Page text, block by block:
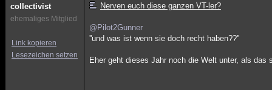
collectivist
ehemaliges Mitglied
Link kopieren
Lesezeichen setzen
Nerven euch diese ganzen VT-ler?
@Pilot2Gunner
''und was ist wenn sie doch recht haben??''
Eher geht dieses Jahr noch die Welt unter, als das